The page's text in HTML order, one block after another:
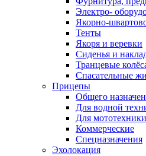
Электро-
Якорно-
Тенты
Якоря и веревки
Сиденья и
Транцевые
Спасательные
Прицепы
Общего
Для водной
Для мототехники
Коммерческие
Спецназначения
Эхолокация